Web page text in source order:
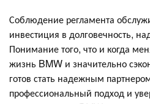
Соблюдение регламента
инвестиция в долговечность,
Понимание того, что и когда
жизнь BMW и значительно
готов стать надежным
профессиональный подход и